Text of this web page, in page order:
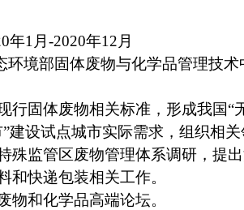
年1月-2020年12月
环境部固体废物与化学品管理技术
行固体废物相关标准，形成我国“
建设试点城市实际需求，组织相
殊监管区废物管理体系调研，提
和快递包装相关工作。
物和化学品高端论坛。